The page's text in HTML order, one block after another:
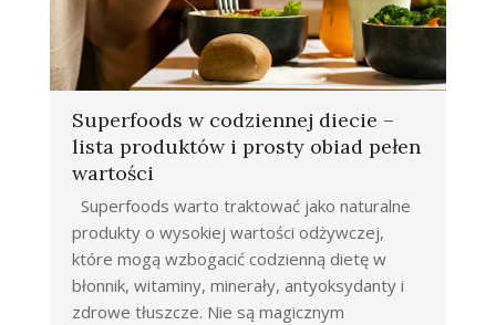
Superfoods w codziennej diecie –
lista produktów i prosty obiad pełen
wartości
Superfoods warto traktować jako naturalne
produkty o wysokiej wartości odżywczej,
które mogą wzbogacić codzienną dietę w
błonnik, witaminy, minerały, antyoksydanty i
zdrowe tłuszcze. Nie są magicznym